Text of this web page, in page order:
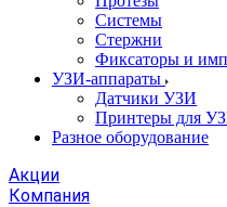
Системы
Стержни
Фиксаторы и
УЗИ-аппараты
Датчики УЗИ
Принтеры для
Разное оборудование
Акции
Компания